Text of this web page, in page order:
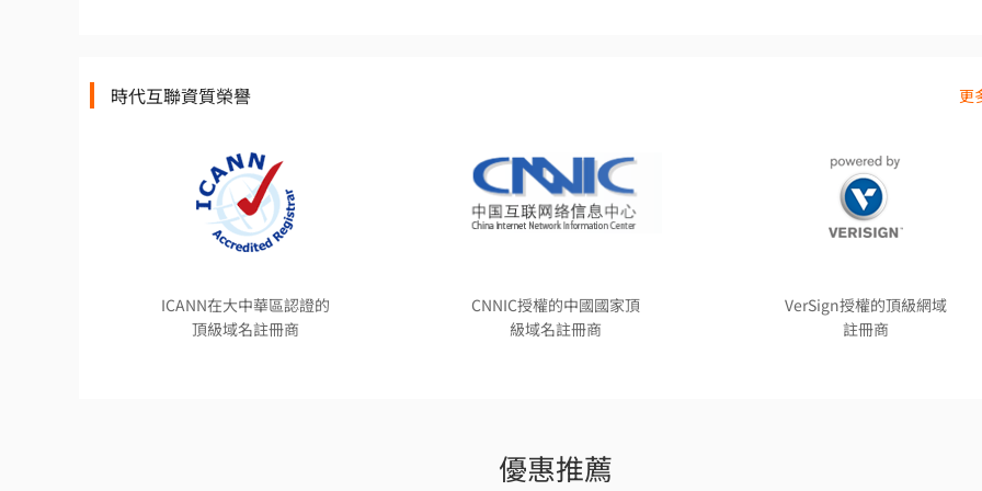
時代互聯資質榮譽 更
ICANN在大中華區認證的
頂級域名註冊商
CNNIC授權的中國國家頂
級域名註冊商
VerSign授權的頂級網域
註冊商
優惠推薦